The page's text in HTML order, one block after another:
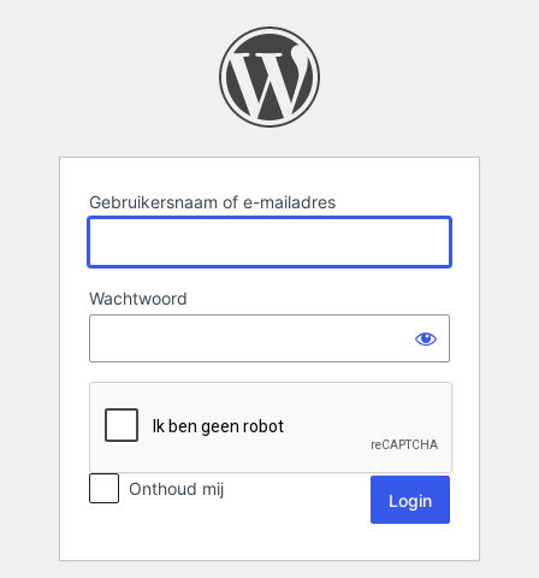
Gebruikersnaam of e-mailadres
Wachtwoord
Onthoud mij